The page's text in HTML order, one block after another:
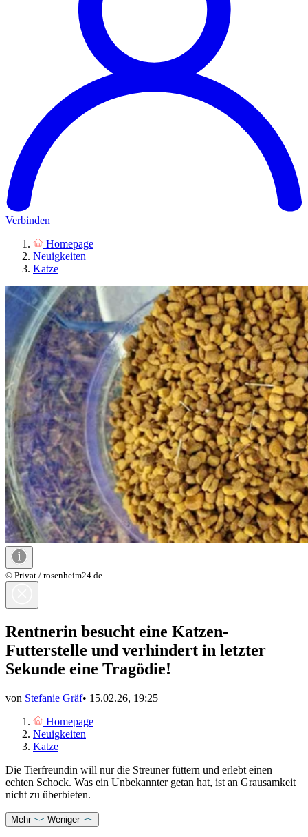
Verbinden
Homepage
Neuigkeiten
Katze
© Privat / rosenheim24.de
Rentnerin besucht eine Katzen-
Futterstelle und verhindert in letzter
Sekunde eine Tragödie!
von Stefanie Gräf• 15.02.26, 19:25
Homepage
Neuigkeiten
Katze
Die Tierfreundin will nur die Streuner füttern und erlebt einen
echten Schock. Was ein Unbekannter getan hat, ist an Grausamkeit
nicht zu überbieten.
Mehr Weniger